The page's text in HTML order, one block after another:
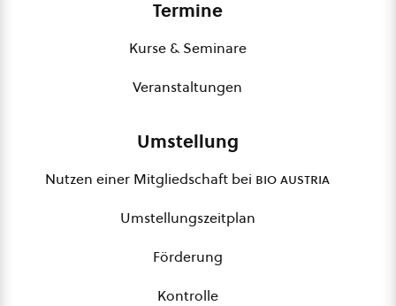
Termine
Kurse & Seminare
Veranstaltungen
Umstellung
Nutzen einer Mitgliedschaft bei bio austria
Umstellungszeitplan
Förderung
Kontrolle